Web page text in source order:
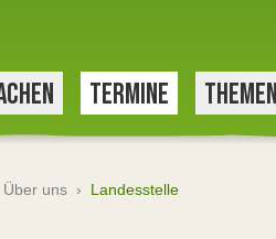
TERMINE THEMEN
Über uns › Landesstelle